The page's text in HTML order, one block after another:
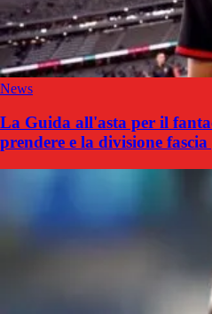
News
La Guida all'asta per il
prendere e la divisione